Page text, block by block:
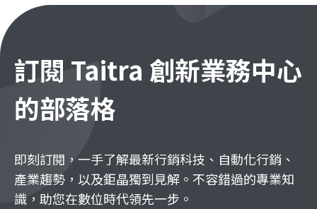
訂閱 Taitra 創新業務中心
的部落格
即刻訂閱，一手了解最新行銷科技、自動化行銷、
產業趨勢，以及鉅晶獨到見解。不容錯過的專業知
識，助您在數位時代領先一步。